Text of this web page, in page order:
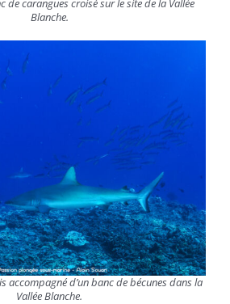
de carangues croisé sur le site de la Vallée
Blanche.
accompagné d’un banc de bécunes dans la
Vallée Blanche.